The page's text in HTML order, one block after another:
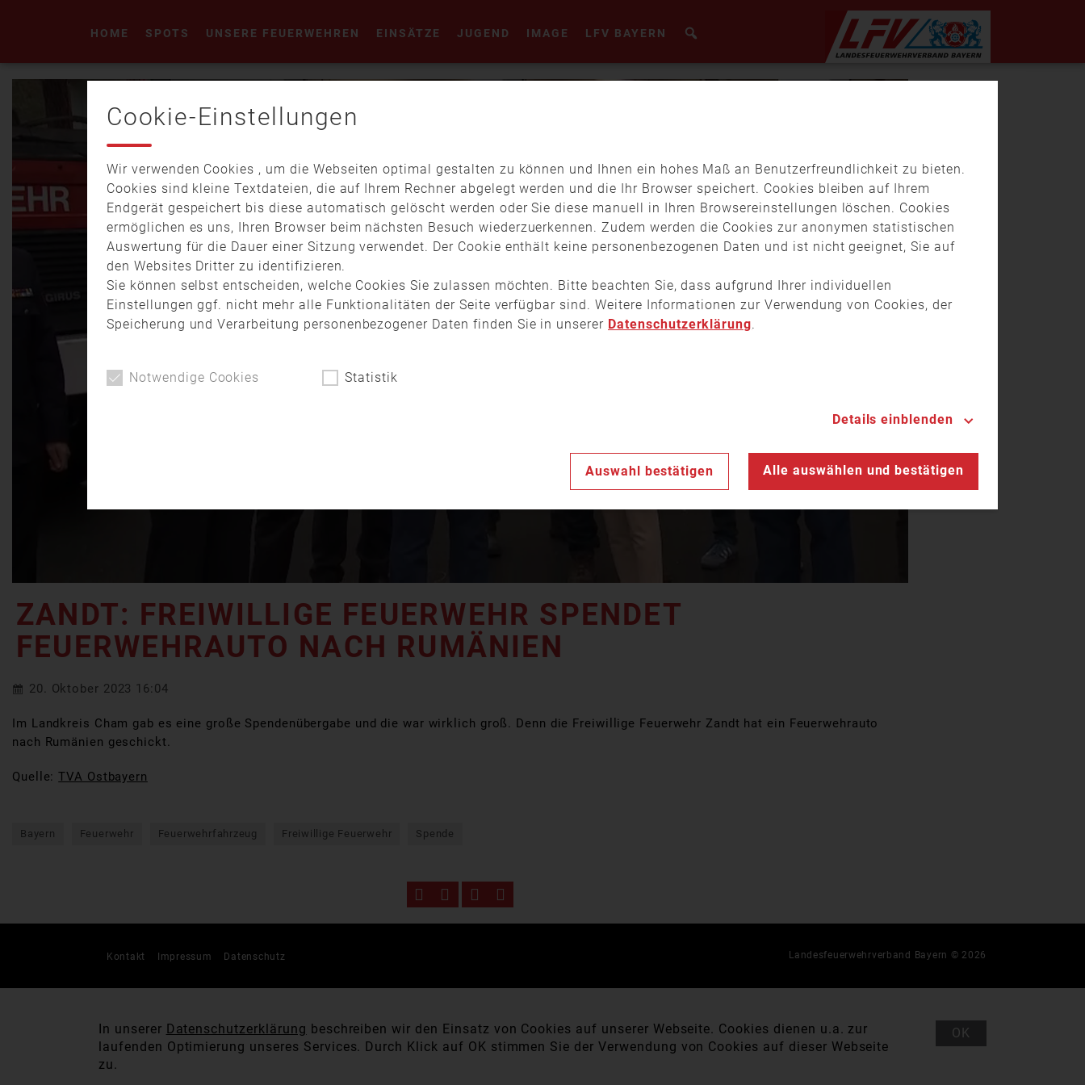
HOME SPOTS UNSERE FEUERWEHREN EINSÄTZE JUGEND IMAGE LFV BAYERN
abspielen
ZANDT: FREIWILLIGE FEUERWEHR SPENDET
FEUERWEHRAUTO NACH RUMÄNIEN
20. Oktober 2023 16:04
Im Landkreis Cham gab es eine große Spendenübergabe und die war wirklich groß. Denn die Freiwillige Feuerwehr Zandt hat ein Feuerwehrauto
nach Rumänien geschickt.
Quelle:TVA Ostbayern
Bayern Feuerwehr Feuerwehrfahrzeug Freiwillige Feuerwehr Spende
Kontakt Impressum Datenschutz Landesfeuerwehrverband Bayern © 2026
Cookie-Einstellungen
Wir verwenden Cookies , um die Webseiten optimal gestalten zu können und Ihnen ein hohes Maß an Benutzerfreundlichkeit zu bieten.
Cookies sind kleine Textdateien, die auf Ihrem Rechner abgelegt werden und die Ihr Browser speichert. Cookies bleiben auf Ihrem
Endgerät gespeichert bis diese automatisch gelöscht werden oder Sie diese manuell in Ihren Browsereinstellungen löschen. Cookies
ermöglichen es uns, Ihren Browser beim nächsten Besuch wiederzuerkennen. Zudem werden die Cookies zur anonymen statistischen
Auswertung für die Dauer einer Sitzung verwendet. Der Cookie enthält keine personenbezogenen Daten und ist nicht geeignet, Sie auf
den Websites Dritter zu identifizieren.
Sie können selbst entscheiden, welche Cookies Sie zulassen möchten. Bitte beachten Sie, dass aufgrund Ihrer individuellen
Einstellungen ggf. nicht mehr alle Funktionalitäten der Seite verfügbar sind. Weitere Informationen zur Verwendung von Cookies, der
Speicherung und Verarbeitung personenbezogener Daten finden Sie in unserer Datenschutzerklärung.
Notwendige Cookies Statistik
Details einblenden
Auswahl bestätigen Alle auswählen und bestätigen
In unserer Datenschutzerklärung beschreiben wir den Einsatz von Cookies auf unserer Webseite. Cookies dienen u.a. zur
laufenden Optimierung unseres Services. Durch Klick auf OK stimmen Sie der Verwendung von Cookies auf dieser Webseite
zu.
OK